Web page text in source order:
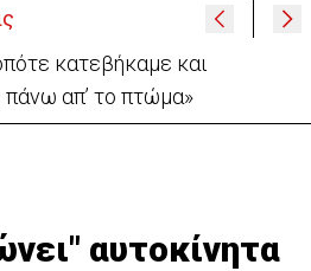
τελευταίο αντίο στον
αυτοκίνητα